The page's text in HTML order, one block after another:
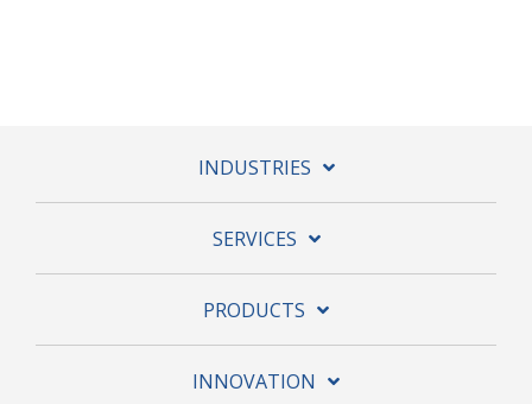
INDUSTRIES
SERVICES
PRODUCTS
INNOVATION